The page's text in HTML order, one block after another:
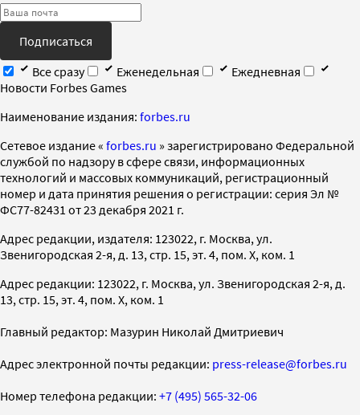
Подписаться
Все сразу
Еженедельная
Ежедневная
Новости Forbes Games
Наименование издания: forbes.ru
Cетевое издание « forbes.ru » зарегистрировано Федеральной
службой по надзору в сфере связи, информационных
технологий и массовых коммуникаций, регистрационный
номер и дата принятия решения о регистрации: серия Эл №
ФС77-82431 от 23 декабря 2021 г.
Адрес редакции, издателя: 123022, г. Москва, ул.
Звенигородская 2-я, д. 13, стр. 15, эт. 4, пом. X, ком. 1
Адрес редакции: 123022, г. Москва, ул. Звенигородская 2-я, д.
13, стр. 15, эт. 4, пом. X, ком. 1
Главный редактор: Мазурин Николай Дмитриевич
Адрес электронной почты редакции: press-release@forbes.ru
Номер телефона редакции: +7 (495) 565-32-06